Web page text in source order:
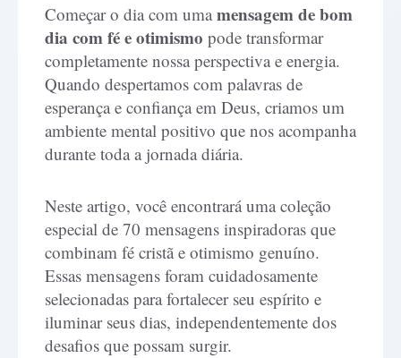
Começar o dia com uma mensagem de bom
dia com fé e otimismo pode transformar
completamente nossa perspectiva e energia.
Quando despertamos com palavras de
esperança e confiança em Deus, criamos um
ambiente mental positivo que nos acompanha
durante toda a jornada diária.
Neste artigo, você encontrará uma coleção
especial de 70 mensagens inspiradoras que
combinam fé cristã e otimismo genuíno.
Essas mensagens foram cuidadosamente
selecionadas para fortalecer seu espírito e
iluminar seus dias, independentemente dos
desafios que possam surgir.